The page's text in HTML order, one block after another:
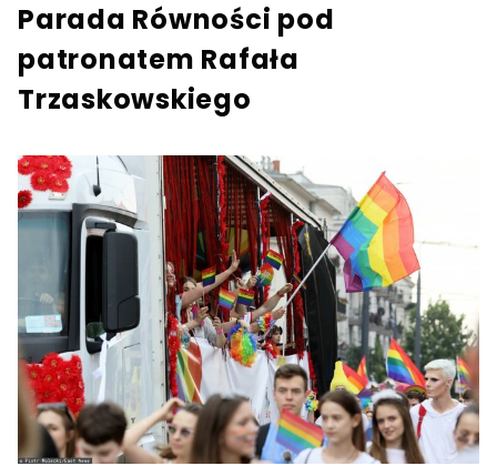
Parada Równości pod
patronatem Rafała
Trzaskowskiego